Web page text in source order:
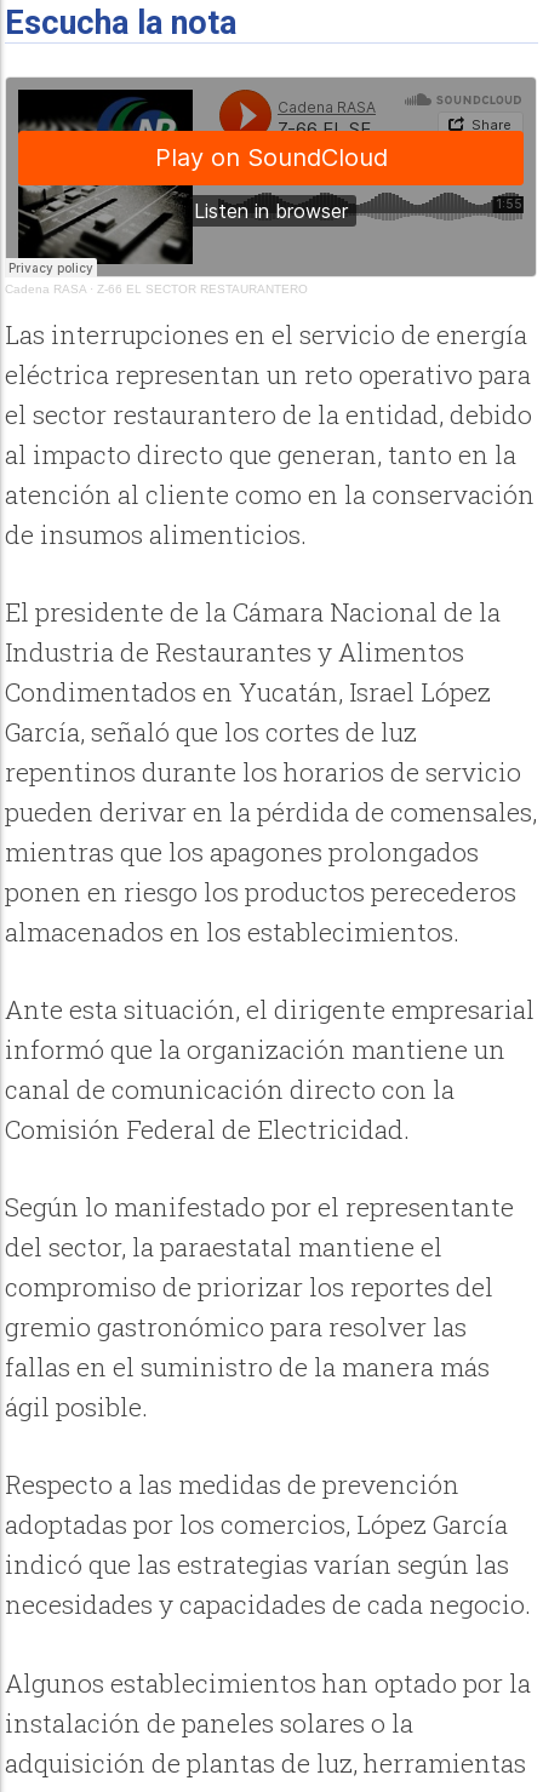
Escucha la nota
Cadena RASA · Z-66 EL SECTOR RESTAURANTERO
Las interrupciones en el servicio de energía
eléctrica representan un reto operativo para
el sector restaurantero de la entidad, debido
al impacto directo que generan, tanto en la
atención al cliente como en la conservación
de insumos alimenticios.
El presidente de la Cámara Nacional de la
Industria de Restaurantes y Alimentos
Condimentados en Yucatán, Israel López
García, señaló que los cortes de luz
repentinos durante los horarios de servicio
pueden derivar en la pérdida de comensales,
mientras que los apagones prolongados
ponen en riesgo los productos perecederos
almacenados en los establecimientos.
Ante esta situación, el dirigente empresarial
informó que la organización mantiene un
canal de comunicación directo con la
Comisión Federal de Electricidad.
Según lo manifestado por el representante
del sector, la paraestatal mantiene el
compromiso de priorizar los reportes del
gremio gastronómico para resolver las
fallas en el suministro de la manera más
ágil posible.
Respecto a las medidas de prevención
adoptadas por los comercios, López García
indicó que las estrategias varían según las
necesidades y capacidades de cada negocio.
Algunos establecimientos han optado por la
instalación de paneles solares o la
adquisición de plantas de luz, herramientas